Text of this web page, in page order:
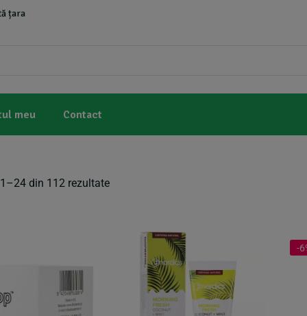
țara
meu Contact
din 112 rezultate
-